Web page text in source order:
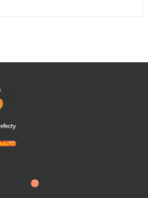
Instagram